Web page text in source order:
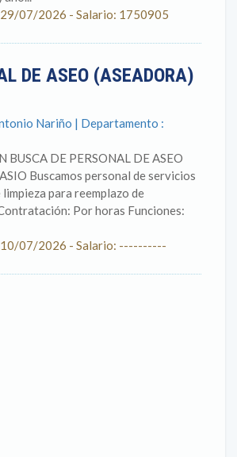
07/2026 - Salario: 1750905
DE ASEO (ASEADORA)
Nariño | Departamento :
BUSCA DE PERSONAL DE ASEO
Buscamos personal de servicios
para reemplazo de
Por horas Funciones:
10/07/2026 - Salario: ----------